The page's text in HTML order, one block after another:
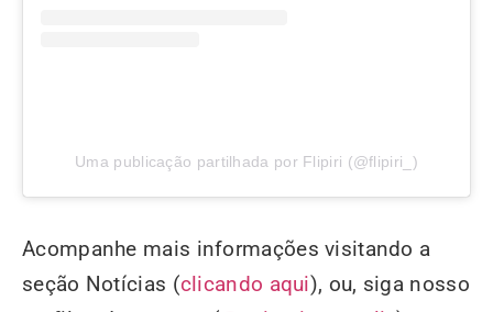
Uma publicação partilhada por Flipiri (@flipiri_)
Acompanhe mais informações visitando a
seção Notícias (clicando aqui), ou, siga nosso